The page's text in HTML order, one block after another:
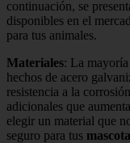
continuación, se
disponibles en el
para tus animales.
Materiales: La mayoría
hechos de acero
resistencia a la
adicionales que
elegir un material que
seguro para tus